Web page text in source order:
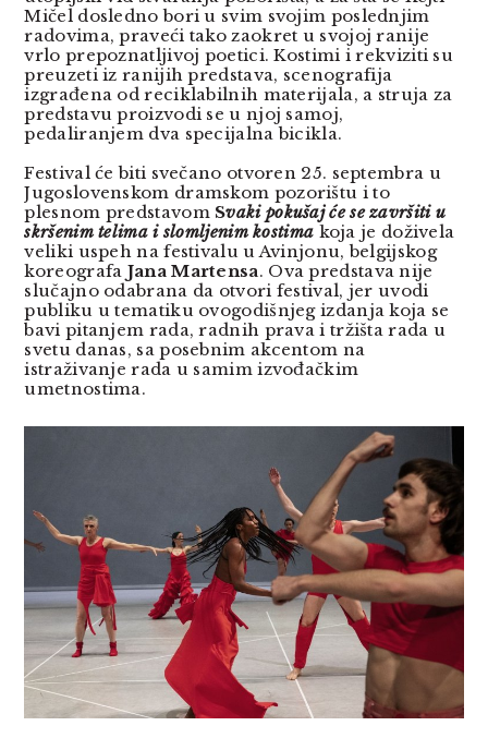
Mičel dosledno bori u svim svojim poslednjim
radovima, praveći tako zaokret u svojoj ranije
vrlo prepoznatljivoj poetici. Kostimi i rekviziti su
preuzeti iz ranijih predstava, scenografija
izgrađena od reciklabilnih materijala, a struja za
predstavu proizvodi se u njoj samoj,
pedaliranjem dva specijalna bicikla.
Festival će biti svečano otvoren 25. septembra u
Jugoslovenskom dramskom pozorištu i to
plesnom predstavom Svaki pokušaj će se završiti u
skršenim telima i slomljenim kostima koja je doživela
veliki uspeh na festivalu u Avinjonu, belgijskog
koreografa Jana Martensa. Ova predstava nije
slučajno odabrana da otvori festival, jer uvodi
publiku u tematiku ovogodišnjeg izdanja koja se
bavi pitanjem rada, radnih prava i tržišta rada u
svetu danas, sa posebnim akcentom na
istraživanje rada u samim izvođačkim
umetnostima.